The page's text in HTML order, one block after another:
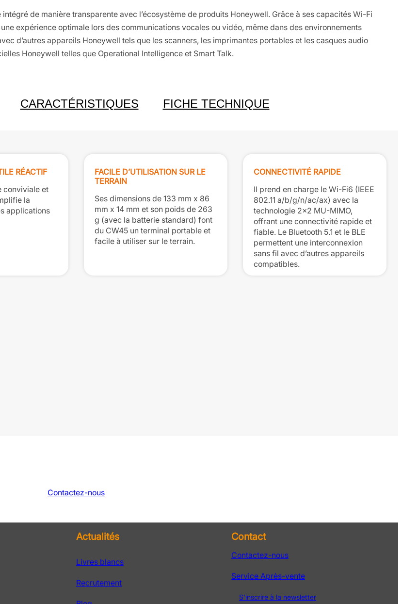
de manière transparente avec l’écosystème de produits Honeywell. Grâce à ses capacités Wi-Fi
expérience optimale lors des communications vocales ou vidéo, même dans des environnements
d’autres appareils Honeywell tels que les scanners, les imprimantes portables et les casques audio
Honeywell telles que Operational Intelligence et Smart Talk.
CARACTÉRISTIQUES FICHE TECHNIQUE
RÉACTIF
conviviale et
la
applications
FACILE D’UTILISATION SUR LE
TERRAIN
Ses dimensions de 133 mm x 86
mm x 14 mm et son poids de 263
g (avec la batterie standard) font
du CW45 un terminal portable et
facile à utiliser sur le terrain.
CONNECTIVITÉ RAPIDE
Il prend en charge le Wi-Fi6 (IEEE
802.11 a/b/g/n/ac/ax) avec la
technologie 2×2 MU-MIMO,
offrant une connectivité rapide et
fiable. Le Bluetooth 5.1 et le BLE
permettent une interconnexion
sans fil avec d’autres appareils
compatibles.
Contactez-nous
Actualités
Livres blancs
Recrutement
Contact
Contactez-nous
Service Après-vente
S’inscrire à la newsletter